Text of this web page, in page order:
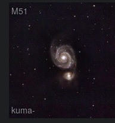
M51
kuma-